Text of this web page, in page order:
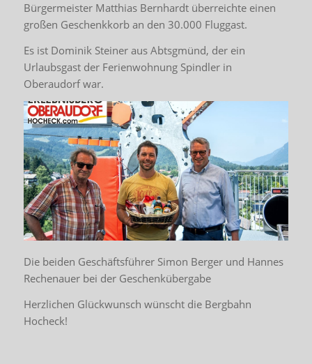
Bürgermeister Matthias Bernhardt überreichte einen
großen Geschenkkorb an den 30.000 Fluggast.
Es ist Dominik Steiner aus Abtsgmünd, der ein
Urlaubsgast der Ferienwohnung Spindler in
Oberaudorf war.
Die beiden Geschäftsführer Simon Berger und Hannes
Rechenauer bei der Geschenkübergabe
Herzlichen Glückwunsch wünscht die Bergbahn
Hocheck!